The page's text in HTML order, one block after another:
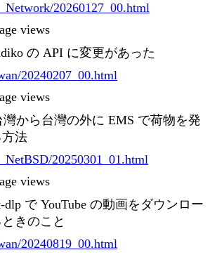
20260127_00.html
views
の API に変更があった
20240207_00.html
views
灣から台灣の外に EMS で荷物を発
法
20250301_01.html
views
dlp で YouTube の動画をダウンロー
ときのこと
20240819_00.html